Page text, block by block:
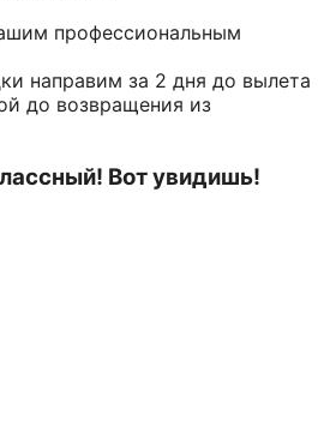
профессиональным
направим за 2 дня до вылета
до возвращения из
Вот увидишь!